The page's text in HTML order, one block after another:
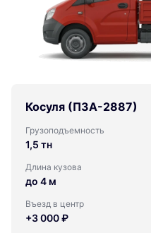
Косуля (ПЗА-2887)
Грузоподъемность
1,5 тн
Длина кузова
до 4 м
Въезд в центр
+3 000 ₽